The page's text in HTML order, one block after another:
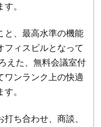
。
と、最高水準の機能
フィスビルとなって
えた、無料会議室付
ワンランク上の快適
。
ち合わせ、商談、